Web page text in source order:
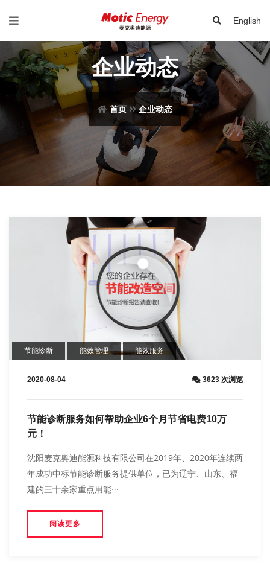
English
企业动态
首页 企业动态
节能诊断 能效管理 能效服务
2020-08-04 3623 次浏览
节能诊断服务如何帮助企业6个月节省电费10万
元！
沈阳麦克奥迪能源科技有限公司在2019年、2020年连续两
年成功中标节能诊断服务提供单位，已为辽宁、山东、福
建的三十余家重点用能···
阅读更多